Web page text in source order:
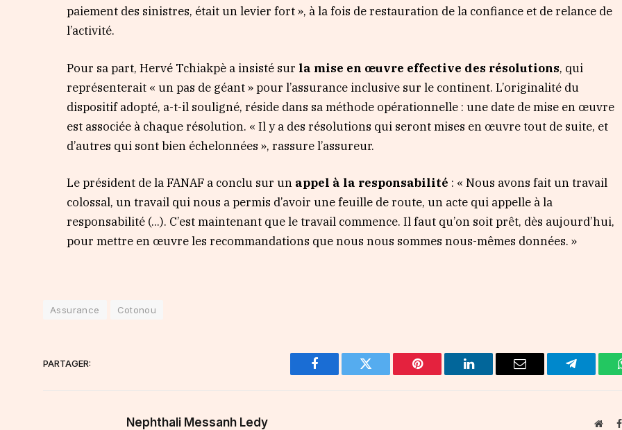
paiement des sinistres, était un levier fort », à la fois de restauration de la confiance et de relance de
l’activité.
Pour sa part, Hervé Tchiakpè a insisté sur la mise en œuvre effective des résolutions, qui
représenterait « un pas de géant » pour l’assurance inclusive sur le continent. L’originalité du
dispositif adopté, a-t-il souligné, réside dans sa méthode opérationnelle : une date de mise en œuvre
est associée à chaque résolution. « Il y a des résolutions qui seront mises en œuvre tout de suite, et
d’autres qui sont bien échelonnées », rassure l’assureur.
Le président de la FANAF a conclu sur un appel à la responsabilité : « Nous avons fait un travail
colossal, un travail qui nous a permis d’avoir une feuille de route, un acte qui appelle à la
responsabilité (…). C’est maintenant que le travail commence. Il faut qu’on soit prêt, dès aujourd’hui,
pour mettre en œuvre les recommandations que nous nous sommes nous-mêmes données. »
Assurance Cotonou
PARTAGER:
Facebook Twitter Pinterest LinkedIn Email Telegram
Nephthali Messanh Ledy